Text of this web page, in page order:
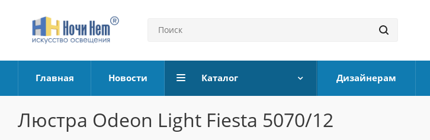
Главная Новости Каталог Дизайнерам
Люстра Odeon Light Fiesta 5070/12